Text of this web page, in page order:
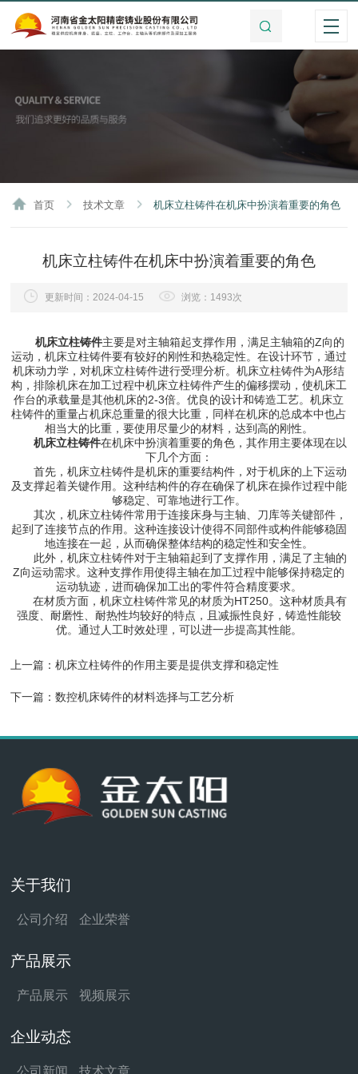
首页 技术文章 机床立柱铸件在机床中扮演着重要的角色
机床立柱铸件在机床中扮演着重要的角色
更新时间：2024-04-15 浏览：1493次
机床立柱铸件主要是对主轴箱起支撑作用，满足主轴箱的Z向的
运动，机床立柱铸件要有较好的刚性和热稳定性。在设计环节，通过
机床动力学，对机床立柱铸件进行受理分析。机床立柱铸件为A形结
构，排除机床在加工过程中机床立柱铸件产生的偏移摆动，使机床工
作台的承载量是其他机床的2-3倍。优良的设计和铸造工艺。机床立
柱铸件的重量占机床总重量的很大比重，同样在机床的总成本中也占
相当大的比重，要使用尽量少的材料，达到高的刚性。
机床立柱铸件在机床中扮演着重要的角色，其作用主要体现在以
下几个方面：
首先，机床立柱铸件是机床的重要结构件，对于机床的上下运动
及支撑起着关键作用。这种结构件的存在确保了机床在操作过程中能
够稳定、可靠地进行工作。
其次，机床立柱铸件常用于连接床身与主轴、刀库等关键部件，
起到了连接节点的作用。这种连接设计使得不同部件或构件能够稳固
地连接在一起，从而确保整体结构的稳定性和安全性。
此外，机床立柱铸件对于主轴箱起到了支撑作用，满足了主轴的
Z向运动需求。这种支撑作用使得主轴在加工过程中能够保持稳定的
运动轨迹，进而确保加工出的零件符合精度要求。
在材质方面，机床立柱铸件常见的材质为HT250。这种材质具有
强度、耐磨性、耐热性均较好的特点，且减振性良好，铸造性能较
优。通过人工时效处理，可以进一步提高其性能。
上一篇：机床立柱铸件的作用主要是提供支撑和稳定性
下一篇：数控机床铸件的材料选择与工艺分析
关于我们
公司介绍 企业荣誉
产品展示
产品展示 视频展示
企业动态